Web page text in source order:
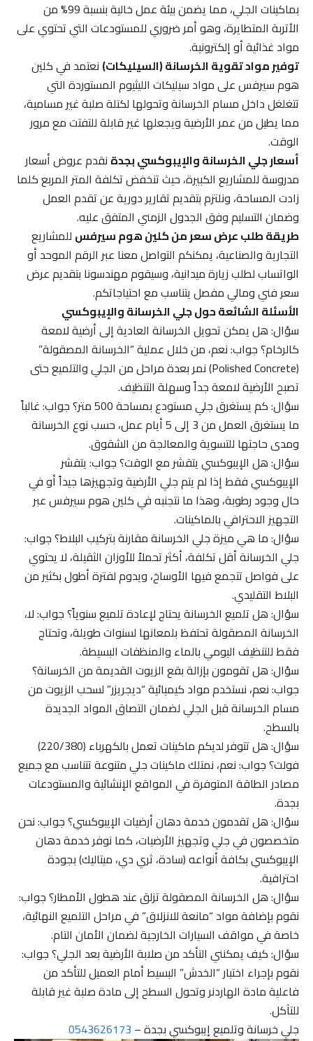
بماكينات الجلي، مما يضمن بيئة عمل خالية بنسبة 99% من
الأتربة المتطايرة، وهو أمر ضروري للمستودعات التي تحتوي على
مواد غذائية أو إلكترونية.
توفير مواد تقوية الخرسانة (السيليكات)نعتمد في كلين
هوم سيرفس على مواد سيليكات الليثيوم المستوردة التي
تتغلغل داخل مسام الخرسانة وتحولها لكتلة صلبة غير مسامية،
مما يطيل من عمر الأرضية ويجعلها غير قابلة للتفتت مع مرور
الوقت.
أسعار جلي الخرسانة والإيبوكسي بجدةنقدم عروض أسعار
مدروسة للمشاريع الكبيرة، حيث تنخفض تكلفة المتر المربع كلما
زادت المساحة، ونلتزم بتقديم تقارير دورية عن تقدم العمل
وضمان التسليم وفق الجدول الزمني المتفق عليه.
طريقة طلب عرض سعر من كلين هوم سيرفسللمشاريع
التجارية والصناعية، يمكنكم التواصل معنا عبر الرقم الموحد أو
الواتساب لطلب زيارة ميدانية، وسيقوم مهندسونا بتقديم عرض
سعر فني ومالي مفصل يتناسب مع احتياجاتكم.
الأسئلة الشائعة حول جلي الخرسانة والإيبوكسي
سؤال: هل يمكن تحويل الخرسانة العادية إلى أرضية لامعة
كالرخام؟ جواب: نعم، من خلال عملية “الخرسانة المصقولة”
(Polished Concrete) نمر بعدة مراحل من الجلي والتلميع حتى
تصبح الأرضية لامعة جداً وسهلة التنظيف.
سؤال: كم يستغرق جلي مستودع بمساحة 500 متر؟ جواب: غالباً
ما يستغرق العمل من 3 إلى 5 أيام عمل، حسب نوع الخرسانة
ومدى حاجتها للتسوية والمعالجة من الشقوق.
سؤال: هل الإيبوكسي يتقشر مع الوقت؟ جواب: يتقشر
الإيبوكسي فقط إذا لم يتم جلي الأرضية وتجهيزها جيداً أو في
حال وجود رطوبة، وهذا ما نتجنبه في كلين هوم سيرفس عبر
التجهيز الاحترافي بالماكينات.
سؤال: ما هي ميزة جلي الخرسانة مقارنة بتركيب البلاط؟ جواب:
جلي الخرسانة أقل تكلفة، أكثر تحملاً للأوزان الثقيلة، لا يحتوي
على فواصل تتجمع فيها الأوساخ، ويدوم لفترة أطول بكثير من
البلاط التقليدي.
سؤال: هل تلميع الخرسانة يحتاج لإعادة تلميع سنوياً؟ جواب: لا،
الخرسانة المصقولة تحتفظ بلمعانها لسنوات طويلة، وتحتاج
فقط للتنظيف اليومي بالماء والمنظفات البسيطة.
سؤال: هل تقومون بإزالة بقع الزيوت القديمة من الخرسانة؟
جواب: نعم، نستخدم مواد كيميائية “ديجريزر” لسحب الزيوت من
مسام الخرسانة قبل الجلي لضمان التصاق المواد الجديدة
بالسطح.
سؤال: هل تتوفر لديكم ماكينات تعمل بالكهرباء (220/380)
فولت؟ جواب: نعم، نمتلك ماكينات جلي متنوعة تتناسب مع جميع
مصادر الطاقة المتوفرة في المواقع الإنشائية والمستودعات
بجدة.
سؤال: هل تقدمون خدمة دهان أرضيات الإيبوكسي؟ جواب: نحن
متخصصون في جلي وتجهيز الأرضيات، كما نوفر خدمة دهان
الإيبوكسي بكافة أنواعه (سادة، ثري دي، ميتاليك) بجودة
احترافية.
سؤال: هل الخرسانة المصقولة تزلق عند هطول الأمطار؟ جواب:
نقوم بإضافة مواد “مانعة للانزلاق” في مراحل التلميع النهائية،
خاصة في مواقف السيارات الخارجية لضمان الأمان التام.
سؤال: كيف يمكنني التأكد من صلابة الأرضية بعد الجلي؟ جواب:
نقوم بإجراء اختبار “الخدش” البسيط أمام العميل للتأكد من
فاعلية مادة الهاردنر وتحول السطح إلى مادة صلبة غير قابلة
للتآكل.
جلي خرسانة وتلميع إيبوكسي بجدة –0543626173